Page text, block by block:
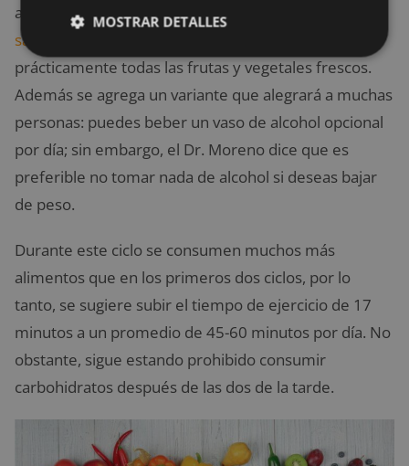
amplia de fuentes de carbohidratos, como
saludables
prácticamente todas las frutas y vegetales frescos.
Además se agrega un variante que alegrará a muchas
personas: puedes beber un vaso de alcohol opcional
por día; sin embargo, el Dr. Moreno dice que es
preferible no tomar nada de alcohol si deseas bajar
de peso.
Durante este ciclo se consumen muchos más
alimentos que en los primeros dos ciclos, por lo
tanto, se sugiere subir el tiempo de ejercicio de 17
minutos a un promedio de 45-60 minutos por día. No
obstante, sigue estando prohibido consumir
carbohidratos después de las dos de la tarde.
MOSTRAR DETALLES